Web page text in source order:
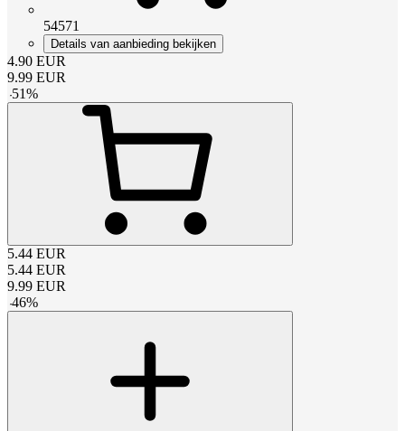
54571
Details van aanbieding bekijken
4.90 EUR
9.99 EUR
-51%
5.44 EUR
5.44 EUR
9.99 EUR
-46%